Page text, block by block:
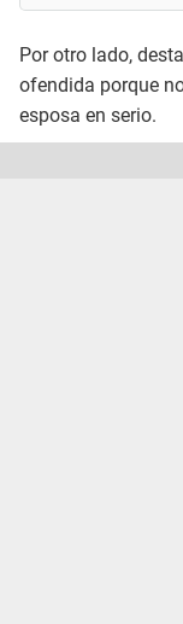
Por otro lado,
ofendida porque
esposa en serio.